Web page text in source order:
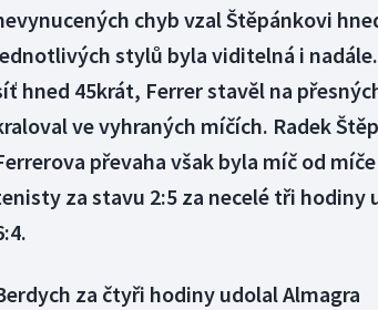
chyb vzal Štěpánkovi
stylů byla viditelná i
hned 45krát, Ferrer stavěl na
ve vyhraných míčích. Radek
převaha však byla míč od
za stavu 2:5 za necelé tři hodiny
za čtyři hodiny udolal Almagra